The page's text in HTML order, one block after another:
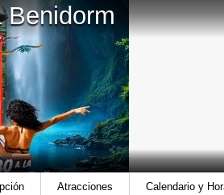
Benidorm
Atracciones Calendario y